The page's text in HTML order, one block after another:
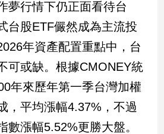
夢行情下仍正面看待台
台股ETF儼然成為主流投
年資產配置重點中，台
可或缺。根據CMONEY統
年來歷年第一季台灣加權
，平均漲幅4.37%，不過
數漲幅5.52%更勝大盤。